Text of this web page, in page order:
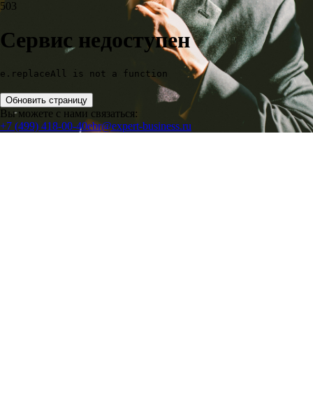
503
Сервис недоступен
e.replaceAll is not a function
Обновить страницу
Вы можете с нами связаться:
+7 (499) 418-00-40ebr@expert-business.ru